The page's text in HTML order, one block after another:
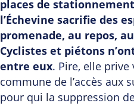
places de
l’Échevine sacrifie des
promenade, au repos,
Cyclistes et piétons
entre eux. Pire, elle
commune de l’accès aux
pour qui la suppression